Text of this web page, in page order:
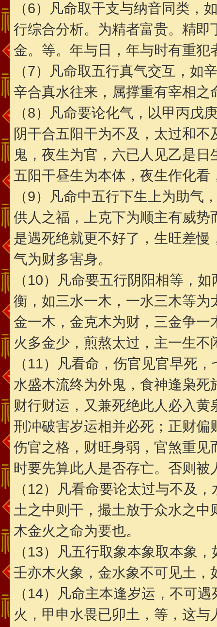
（6）凡命取干支与纳音同类，
行综合分析。为精者富贵。精
金。等。年与日，年与时有重犯
（7）凡命取五行真气交互，如
辛合真水往来，属撑重有宰相之
（8）凡命要论化气，以甲丙戊
阴干合五阳干为不及，太过和
鬼，夜生为官，六已人见乙是
五阳干昼生为本体，夜生作化
（9）凡命中五行下生上为助气
供人之福，上克下为顺主有威
是遇死绝就更不好了，生旺差
气为财多害身。
（10）凡命要五行阴阳相等，
衡，如三水一木，一水三木等
金一木，金克木为财，三金争
火多金少，煎熬太过，主一生不
（11）凡看命，伤官见官早死
水盛木流终为外鬼，食神逢枭
财行财运，又兼死绝此人必入
刑冲破害岁运相并必死；正财
伤官之格，财旺身弱，官煞重
时要先算此人是否存亡。否则被
（12）凡看命要论太过与不及
土之中则干，撮土放于众水之
木金火之命为要也。
（13）凡五行取象本象取本象
壬亦木火象，金水象不可见土
（14）凡命主本逢岁运，不可
火，甲申水畏已卯土，等，这与